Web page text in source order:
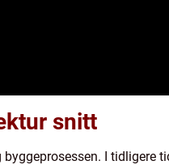
snitt
I tidligere